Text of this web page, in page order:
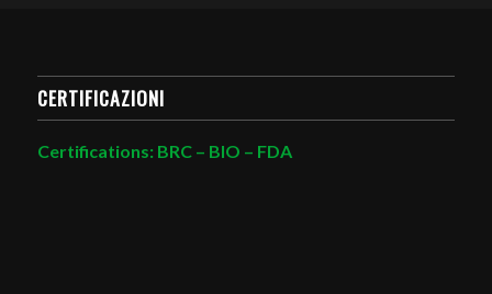
CERTIFICAZIONI
Certifications: BRC – BIO – FDA